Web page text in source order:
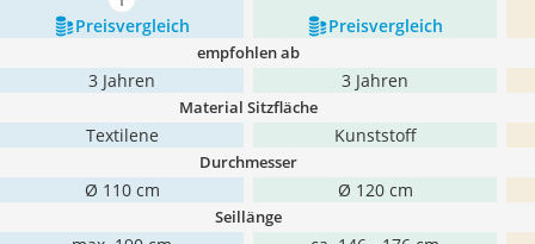
mehr anzeigen
Preis­vergleich
Preis­vergleich
empfohlen ab
3 Jahren 3 Jahren
Material Sitzfläche
Textilene Kunststoff
Durchmesser
Ø 110 cm Ø 120 cm
Seillänge